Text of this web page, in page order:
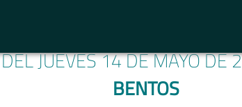
JUEVES 14 DE MAYO
BENTOS